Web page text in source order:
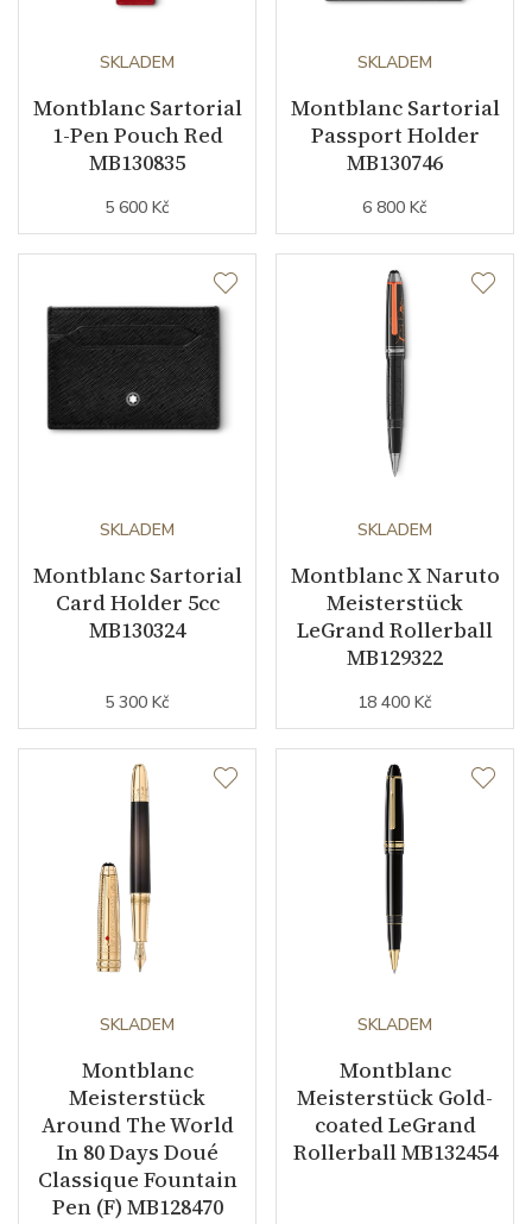
SKLADEM
Montblanc Sartorial
1-Pen Pouch Red
MB130835
5 600 Kč
SKLADEM
Montblanc Sartorial
Passport Holder
MB130746
6 800 Kč
SKLADEM
Montblanc Sartorial
Card Holder 5cc
MB130324
5 300 Kč
SKLADEM
Montblanc X Naruto
Meisterstück
LeGrand Rollerball
MB129322
18 400 Kč
SKLADEM
Montblanc
Meisterstück
Around The World
In 80 Days Doué
Classique Fountain
Pen (F) MB128470
SKLADEM
Montblanc
Meisterstück Gold-
coated LeGrand
Rollerball MB132454